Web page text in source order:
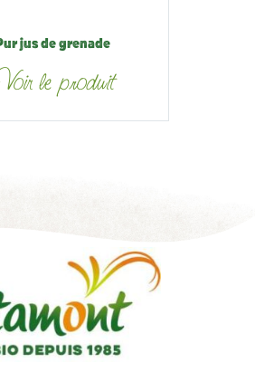
jus de grenade
le produit